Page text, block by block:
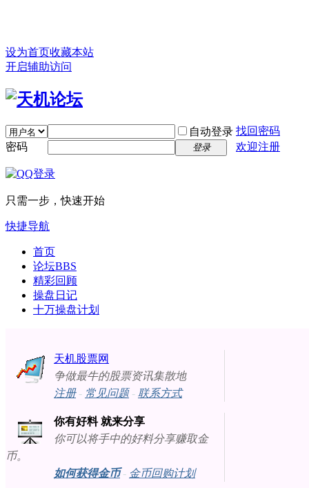
设为首页收藏本站
开启辅助访问
自动登录 找回密码
密码
登录 欢迎注册
只需一步，快速开始
快捷导航
首页
论坛BBS
精彩回顾
操盘日记
十万操盘计划
天机股票网
争做最牛的股票资讯集散地
注册- 常见问题- 联系方式
你有好料 就来分享
你可以将手中的好料分享赚取金
币。
如何获得金币- 金币回购计划